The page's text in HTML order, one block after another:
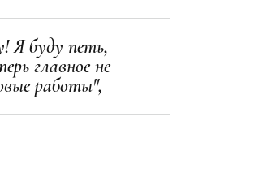
Я буду петь,
главное не
работы",